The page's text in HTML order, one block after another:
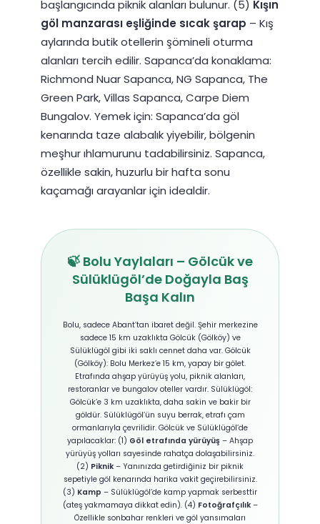
başlangıcında piknik alanları bulunur. (5) Kışın
göl manzarası eşliğinde sıcak şarap – Kış
aylarında butik otellerin şömineli oturma
alanları tercih edilir. Sapanca’da konaklama:
Richmond Nuar Sapanca, NG Sapanca, The
Green Park, Villas Sapanca, Carpe Diem
Bungalov. Yemek için: Sapanca’da göl
kenarında taze alabalık yiyebilir, bölgenin
meşhur ıhlamurunu tadabilirsiniz. Sapanca,
özellikle sakin, huzurlu bir hafta sonu
kaçamağı arayanlar için idealdir.
🍃 Bolu Yaylaları – Gölcük ve
Sülüklügöl’de Doğayla Baş
Başa Kalın
Bolu, sadece Abant’tan ibaret değil. Şehir merkezine
sadece 15 km uzaklıkta Gölcük (Gölköy) ve
Sülüklügöl gibi iki saklı cennet daha var. Gölcük
(Gölköy): Bolu Merkez’e 15 km, yapay bir gölet.
Etrafında ahşap yürüyüş yolu, piknik alanları,
restoranlar ve bungalov oteller vardır. Sülüklügöl:
Gölcük’e 3 km uzaklıkta, daha sakin ve bakir bir
göldür. Sülüklügöl’ün suyu berrak, etrafı çam
ormanlarıyla çevrilidir. Gölcük ve Sülüklügöl’de
yapılacaklar: (1) Göl etrafında yürüyüş – Ahşap
yürüyüş yolları sayesinde rahatça dolaşabilirsiniz.
(2) Piknik – Yanınızda getirdiğiniz bir piknik
sepetiyle göl kenarında harika vakit geçirebilirsiniz.
(3) Kamp – Sülüklügöl’de kamp yapmak serbesttir
(ateş yakmamaya dikkat edin). (4) Fotoğrafçılık–
Özellikle sonbahar renkleri ve göl yansımaları